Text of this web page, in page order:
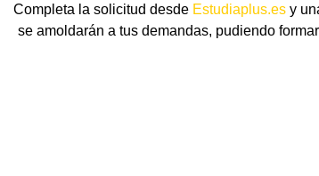
Completa la solicitud desde Estudiaplus.es y
se amoldarán a tus demandas, pudiendo